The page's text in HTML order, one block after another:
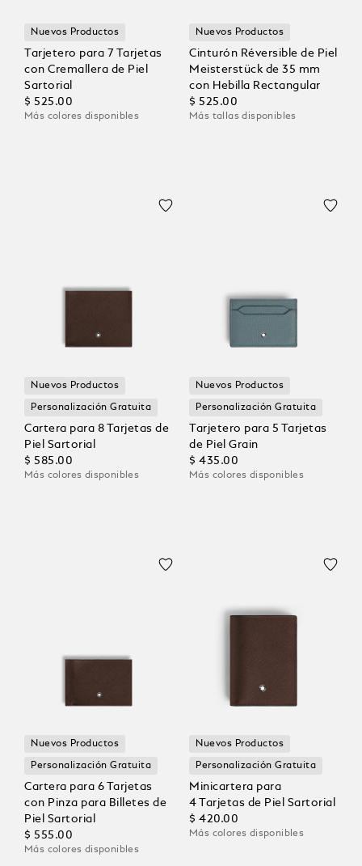
Nuevos Productos
Tarjetero para 7 Tarjetas
con Cremallera de Piel
Sartorial
$ 525.00
Más colores disponibles
Nuevos Productos
Cinturón Réversible de Piel
Meisterstück de 35 mm
con Hebilla Rectangular
$ 525.00
Más tallas disponibles
Nuevos Productos
Personalización Gratuita
Cartera para 8 Tarjetas de
Piel Sartorial
$ 585.00
Más colores disponibles
Nuevos Productos
Personalización Gratuita
Tarjetero para 5 Tarjetas
de Piel Grain
$ 435.00
Más colores disponibles
Nuevos Productos
Personalización Gratuita
Cartera para 6 Tarjetas
con Pinza para Billetes de
Piel Sartorial
$ 555.00
Más colores disponibles
Nuevos Productos
Personalización Gratuita
Minicartera para
4 Tarjetas de Piel Sartorial
$ 420.00
Más colores disponibles